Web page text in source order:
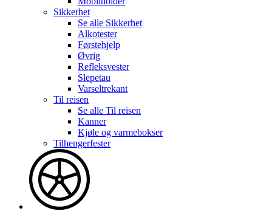
Sikkerhet
Se alle Sikkerhet
Alkotester
Førstehjelp
Øvrig
Refleksvester
Slepetau
Varseltrekant
Til reisen
Se alle Til reisen
Kanner
Kjøle og varmebokser
Tilhengerfester